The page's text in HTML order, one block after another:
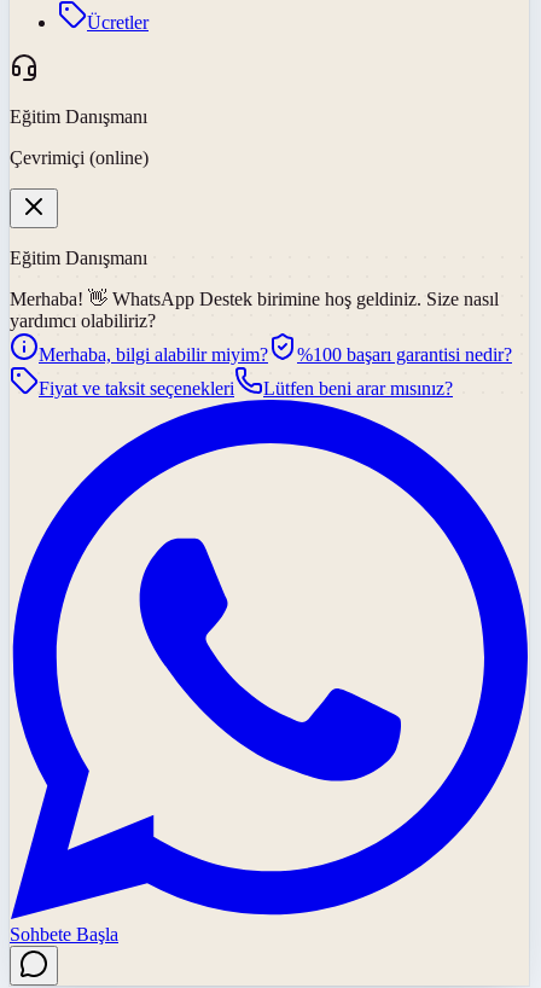
Ücretler
Eğitim Danışmanı
Çevrimiçi (online)
Eğitim Danışmanı
Merhaba! 👋 WhatsApp Destek birimine hoş geldiniz. Size nasıl
yardımcı olabiliriz?
Merhaba, bilgi alabilir miyim?
%100 başarı garantisi nedir?
Fiyat ve taksit seçenekleri
Lütfen beni arar mısınız?
Sohbete Başla